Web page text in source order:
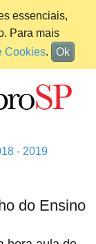
essenciais,
Para mais
Cookies. Ok
- 2019
do Ensino